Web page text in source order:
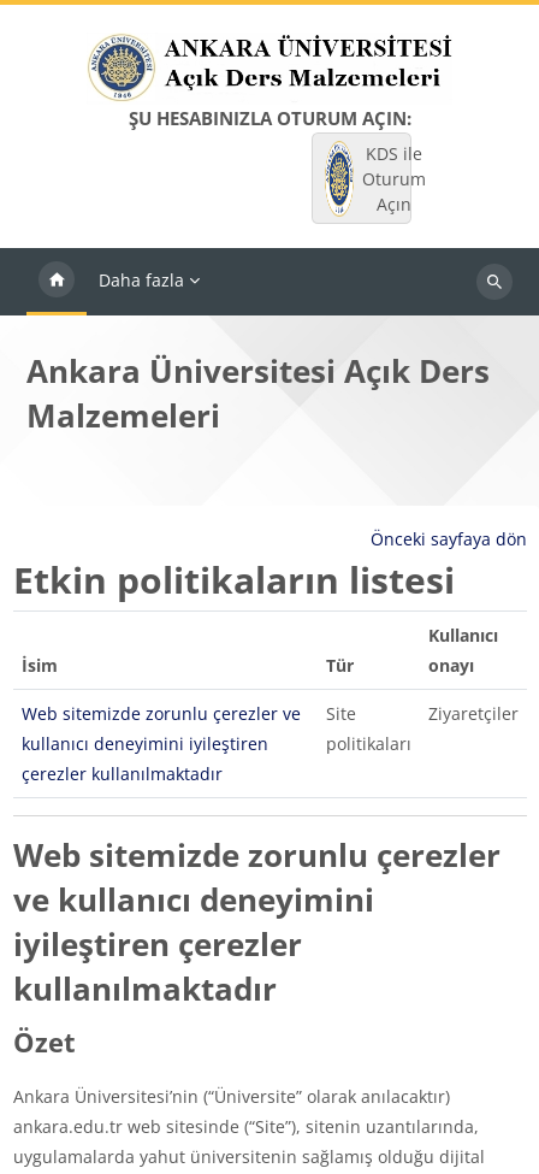
ŞU HESABINIZLA OTURUM AÇIN:
KDS ile
Oturum
Açın
Daha fazla
Dersleri
Ankara Üniversitesi Açık Ders
Malzemeleri
Önceki sayfaya dön
Etkin politikaların listesi
İsim Tür
Kullanıcı
onayı
Web sitemizde zorunlu çerezler ve
kullanıcı deneyimini iyileştiren
çerezler kullanılmaktadır
Site
politikaları
Ziyaretçiler
Web sitemizde zorunlu çerezler
ve kullanıcı deneyimini
iyileştiren çerezler
kullanılmaktadır
Özet
Ankara Üniversitesi’nin (“Üniversite” olarak anılacaktır)
ankara.edu.tr web sitesinde (“Site”), sitenin uzantılarında,
uygulamalarda yahut üniversitenin sağlamış olduğu dijital